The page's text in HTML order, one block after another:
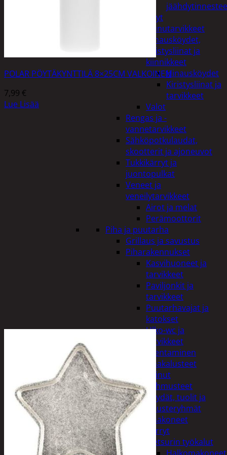
Öljyt
Perävaunutarvikkeet
Hinausköydet,
kiristysliinat ja
kiinnikkeet
Hinausköydet
Kiristysliinat ja
tarvikkeet
Valot
Rengas ja -
vannetarvikkeet
Sähköpotkulaudat,
skootterit ja ajoneuvot
Tukkikärryt ja
juontopulkat
Veneet ja
veneilytarvikkeet
Airot ja melat
Perämoottorit
Piha ja puutarha
Grillaus ja savustus
Piharakennukset
Kasvihuoneet ja
tarvikkeet
Paviljonkit ja
tarvikkeet
Puutarhavajat ja
katokset
Ulko-wc ja
tarvikkeet
Piharakentaminen
Puutarhakalusteet
Keinut
Pehmusteet
Pöydät, tuolit ja
kalusteryhmät
Puutarhakoneet
Kärryt
Metsurin työkalut
POLAR PÖYTÄKYNTTILÄ 8×25CM VALKOINEN
7,99 €
Lue Lisää